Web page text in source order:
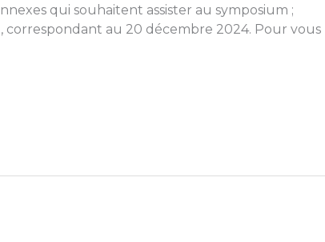
qui souhaitent assister au symposium ;
correspondant au 20 décembre 2024. Pour vous